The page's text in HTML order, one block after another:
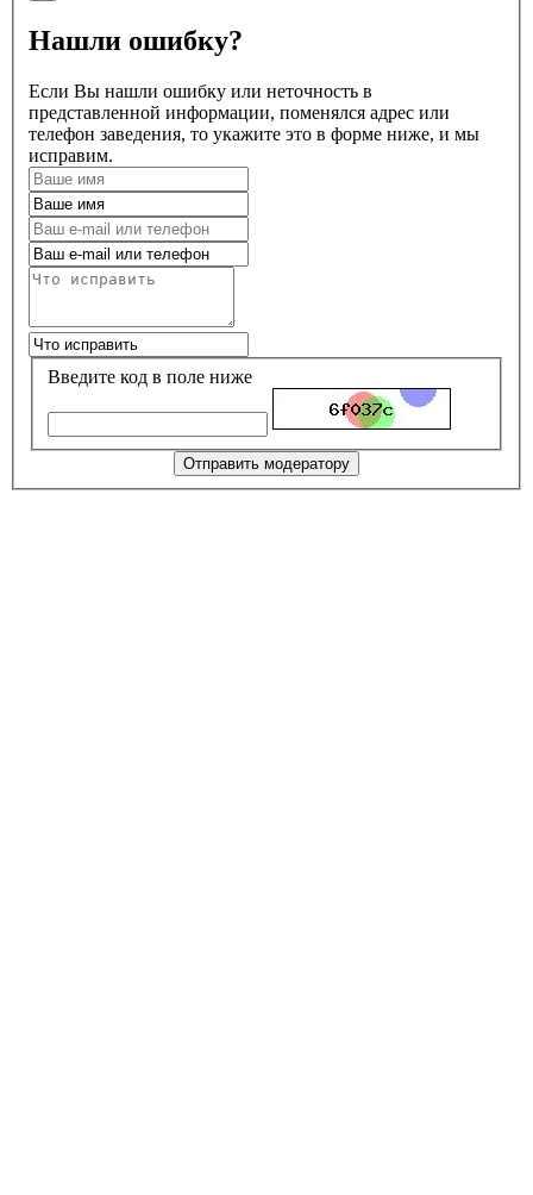
Нашли ошибку?
Если Вы нашли ошибку или неточность в
представленной информации, поменялся адрес или
телефон заведения, то укажите это в форме ниже, и мы
исправим.
Введите код в поле ниже
Отправить модератору